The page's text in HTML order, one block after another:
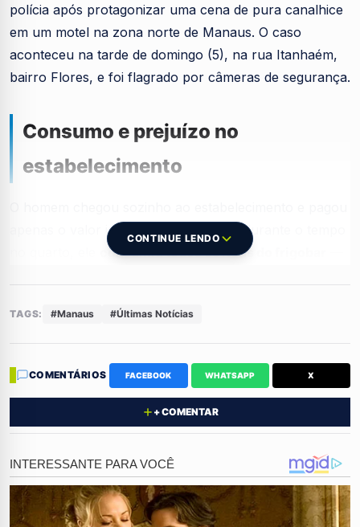
polícia após protagonizar uma cena de pura canalhice
em um motel na zona norte de Manaus. O caso
aconteceu na tarde de domingo (5), na rua Itanhaém,
bairro Flores, e foi flagrado por câmeras de segurança.
Consumo e prejuízo no
estabelecimento
apenas o valor inicial da estadia. Mas, durante o tempo
consumiu todos os itens do frigobar
Quando os funcionários foram cobrar o consumo, a
situação explodiu.
Ameaças e destruição do
patrimônio
O suspeito se recusou a pagar, partiu para a
CONTINUE LENDO
TAGS: #Manaus #Últimas Notícias
COMENTÁRIOS FACEBOOK WHATSAPP X
+ COMENTAR